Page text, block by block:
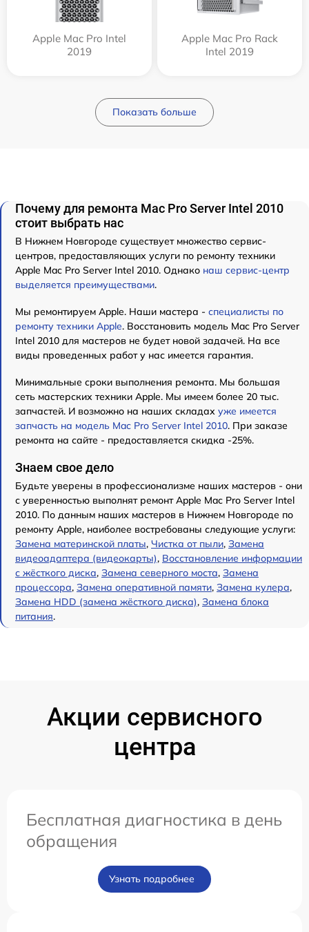
Apple Mac Pro Intel
2019
Apple Mac Pro Rack
Intel 2019
Показать больше
Почему для ремонта Mac Pro Server Intel 2010
стоит выбрать нас
В Нижнем Новгороде существует множество сервис-
центров, предоставляющих услуги по ремонту техники
Apple Mac Pro Server Intel 2010. Однако наш сервис-центр
выделяется преимуществами.
Мы ремонтируем Apple. Наши мастера - специалисты по
ремонту техники Apple. Восстановить модель Mac Pro Server
Intel 2010 для мастеров не будет новой задачей. На все
виды проведенных работ у нас имеется гарантия.
Минимальные сроки выполнения ремонта. Мы большая
сеть мастерских техники Apple. Мы имеем более 20 тыс.
запчастей. И возможно на наших складах уже имеется
запчасть на модель Mac Pro Server Intel 2010. При заказе
ремонта на сайте - предоставляется скидка -25%.
Знаем свое дело
Будьте уверены в профессионализме наших мастеров - они
с уверенностью выполнят ремонт Apple Mac Pro Server Intel
2010. По данным наших мастеров в Нижнем Новгороде по
ремонту Apple, наиболее востребованы следующие услуги:
Замена материнской платы, Чистка от пыли, Замена
видеоадаптера (видеокарты), Восстановление информации
с жёсткого диска, Замена северного моста, Замена
процессора, Замена оперативной памяти, Замена кулера,
Замена HDD (замена жёсткого диска), Замена блока
питания.
Акции сервисного
центра
Бесплатная диагностика в день
обращения
Узнать подробнее